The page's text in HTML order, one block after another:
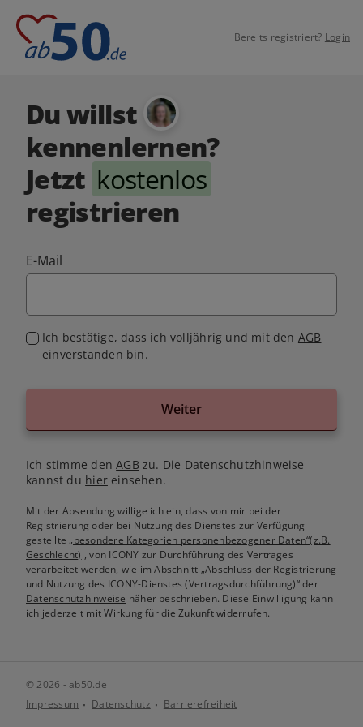
Bereits registriert? Login
Du willst
kennenlernen?
Jetzt kostenlos
registrieren
E-Mail
Ich bestätige, dass ich volljährig und mit den AGB
einverstanden bin.
Weiter
Ich stimme denAGB zu. Die Datenschutzhinweise
kannst du hiereinsehen.
Mit der Absendung willige ich ein, dass von mir bei der
Registrierung oder bei Nutzung des Dienstes zur Verfügung
gestellte„besondere Kategorien personenbezogener Daten“(z.B.
Geschlecht) , von ICONY zur Durchführung des Vertrages
verarbeitet werden, wie im Abschnitt „Abschluss der Registrierung
und Nutzung des ICONY-Dienstes (Vertragsdurchführung)“ der
Datenschutzhinweise näher beschrieben. Diese Einwilligung kann
ich jederzeit mit Wirkung für die Zukunft widerrufen.
© 2026 - ab50.de
Impressum
Datenschutz Barrierefreiheit